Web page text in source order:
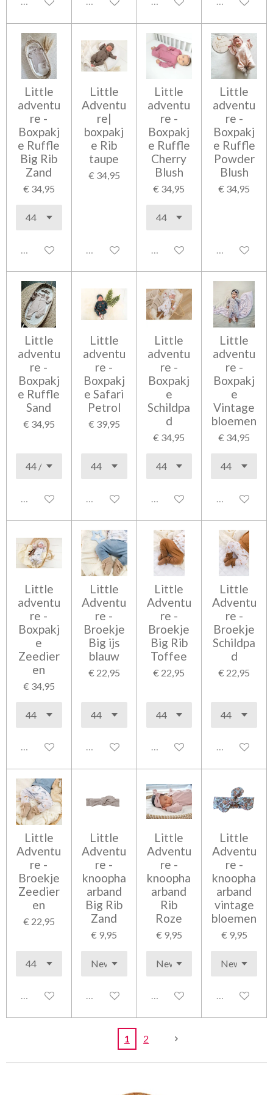
Little
adventu
re -
Boxpakj
e Ruffle
Big Rib
Zand
€ 34,95
Uitgeschakeld
Little
Adventu
re|
boxpakj
e Rib
taupe
€ 34,95
Uitgeschakeld
Little
adventu
re -
Boxpakj
e Ruffle
Cherry
Blush
€ 34,95
Uitgeschakeld
Little
adventu
re -
Boxpakj
e Ruffle
Powder
Blush
€ 34,95
Little
adventu
re -
Boxpakj
e Ruffle
Sand
€ 34,95
Uitgeschakeld
Little
adventu
re -
Boxpakj
e Safari
Petrol
€ 39,95
Uitgeschakeld
Little
adventu
re -
Boxpakj
e
Schildpa
d
€ 34,95
Uitgeschakeld
Little
adventu
re -
Boxpakj
e
Vintage
bloemen
€ 34,95
Little
adventu
re -
Boxpakj
e
Zeedier
en
€ 34,95
Uitgeschakeld
Little
Adventu
re -
Broekje
Big ijs
blauw
€ 22,95
Uitgeschakeld
Little
Adventu
re -
Broekje
Big Rib
Toffee
€ 22,95
Uitgeschakeld
Little
Adventu
re -
Broekje
Schildpa
d
€ 22,95
Little
Adventu
re -
Broekje
Zeedier
en
€ 22,95
Uitgeschakeld
Little
Adventu
re -
knoopha
arband
Big Rib
Zand
€ 9,95
Uitgeschakeld
Little
Adventu
re -
knoopha
arband
Rib
Roze
€ 9,95
Uitgeschakeld
Little
Adventu
re -
knoopha
arband
vintage
bloemen
€ 9,95
1 2